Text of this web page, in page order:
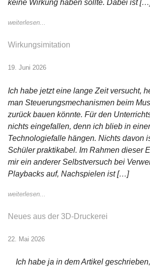
keine Wirkung haben sollte. Dabei ist
weiterlesen...
Wirkungsimitation
19. Juni 2026
Ich habe jetzt eine lange Zeit versucht,
man Steuerungsmechanismen beim
zurück bauen könnte. Für den
nichts eingefallen, denn ich blieb in
Technologiefalle hängen. Nichts davon
Schüler praktikabel. Im Rahmen dieser
mir ein anderer Selbstversuch bei
Playbacks auf, Nachspielen ist […]
weiterlesen...
Neues aus der 3D-Druckerei
22. Mai 2026
Ich habe ja in dem Artikel